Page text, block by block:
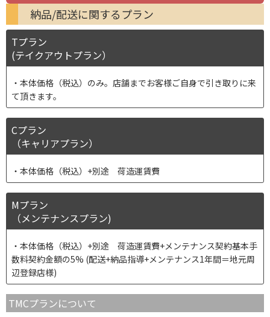
納品/配送に関するプラン
Tプラン
(テイクアウトプラン）
本体価格（税込）のみ。店舗までお客様ご自身で引き取りに来
て頂きます。
Cプラン
（キャリアプラン）
本体価格（税込）+別途 荷造運賃費
Mプラン
（メンテナンスプラン)
本体価格（税込）+別途 荷造運賃費+メンテナンス契約基本手
数料契約金額の5% (配送+納品指導+メンテナンス1年間＝地元周
辺登録店様)
TMCプランについて